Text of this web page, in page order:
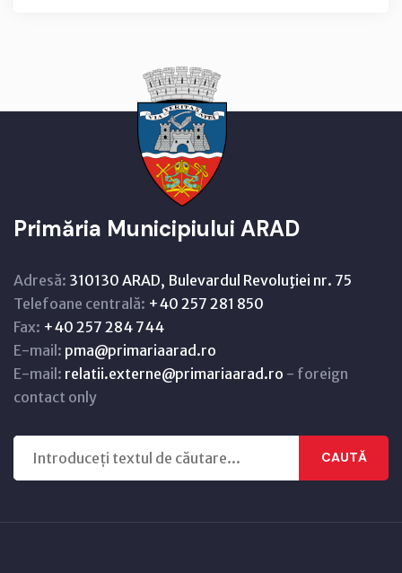
Primăria Municipiului ARAD
Adresă: 310130 ARAD, Bulevardul Revoluţiei nr. 75
Telefoane centrală: +40 257 281 850
Fax: +40 257 284 744
E-mail: pma@primariaarad.ro
E-mail: relatii.externe@primariaarad.ro - foreign
contact only
CAUTĂ